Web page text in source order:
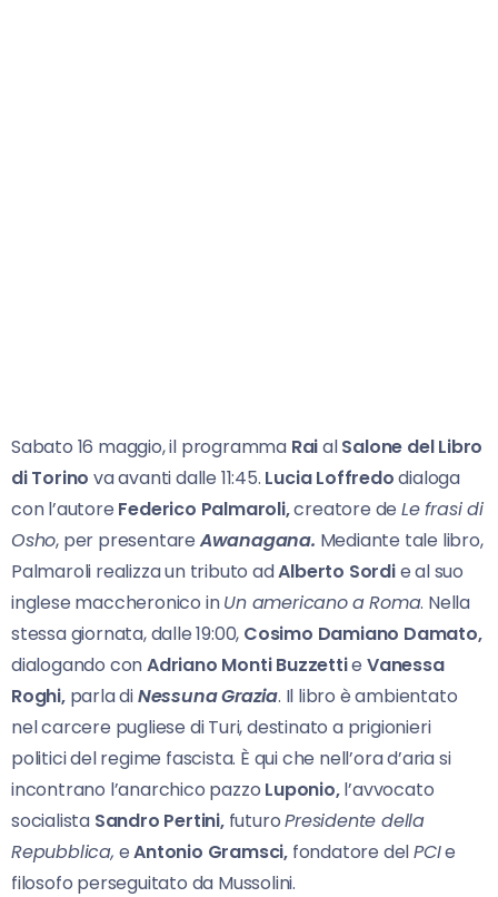
Sabato 16 maggio, il programma RaialSalone del Libro
di Torino va avanti dalle 11:45. Lucia Loffredodialoga
con l’autore Federico Palmaroli,creatore deLe frasi di
Osho, per presentareAwanagana. Mediante tale libro,
Palmaroli realizza un tributo adAlberto Sordie al suo
inglese maccheronico inUn americanoa Roma. Nella
stessa giornata, dalle 19:00, Cosimo Damiano Damato,
dialogando conAdriano Monti BuzzettieVanessa
Roghi,parla diNessuna Grazia. Il libro è ambientato
nel carcere pugliese di Turi, destinato a prigionieri
politici del regime fascista. È qui che nell’ora d’aria si
incontrano l’anarchico pazzo Luponio,l’avvocato
socialista Sandro Pertini,futuroPresidente della
Repubblica, eAntonio Gramsci, fondatore delPCIe
filosofo perseguitato da Mussolini.